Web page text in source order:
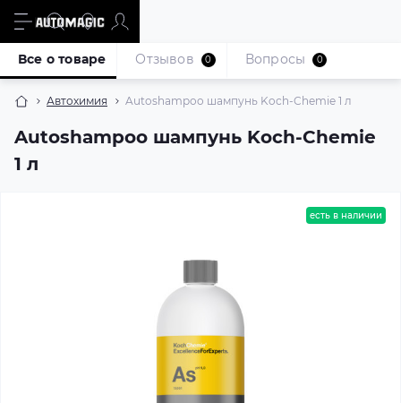
Автохимия Autoshampoo шампунь Koch-Chemie 1 л
Autoshampoo шампунь Koch-Chemie
1 л
Все о товаре Отзывов 0 Вопросы 0
есть в наличии